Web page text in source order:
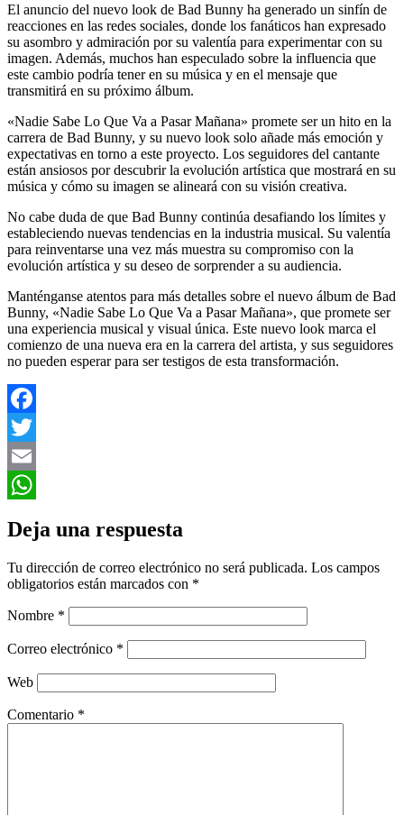
El anuncio del nuevo look de Bad Bunny ha generado un sinfín de
reacciones en las redes sociales, donde los fanáticos han expresado
su asombro y admiración por su valentía para experimentar con su
imagen. Además, muchos han especulado sobre la influencia que
este cambio podría tener en su música y en el mensaje que
transmitirá en su próximo álbum.
«Nadie Sabe Lo Que Va a Pasar Mañana» promete ser un hito en la
carrera de Bad Bunny, y su nuevo look solo añade más emoción y
expectativas en torno a este proyecto. Los seguidores del cantante
están ansiosos por descubrir la evolución artística que mostrará en su
música y cómo su imagen se alineará con su visión creativa.
No cabe duda de que Bad Bunny continúa desafiando los límites y
estableciendo nuevas tendencias en la industria musical. Su valentía
para reinventarse una vez más muestra su compromiso con la
evolución artística y su deseo de sorprender a su audiencia.
Manténganse atentos para más detalles sobre el nuevo álbum de Bad
Bunny, «Nadie Sabe Lo Que Va a Pasar Mañana», que promete ser
una experiencia musical y visual única. Este nuevo look marca el
comienzo de una nueva era en la carrera del artista, y sus seguidores
no pueden esperar para ser testigos de esta transformación.
Facebook
Twitter
Email
Deja una respuesta
Tu dirección de correo electrónico no será publicada. Los campos
obligatorios están marcados con *
Nombre *
Correo electrónico *
Web
Comentario *